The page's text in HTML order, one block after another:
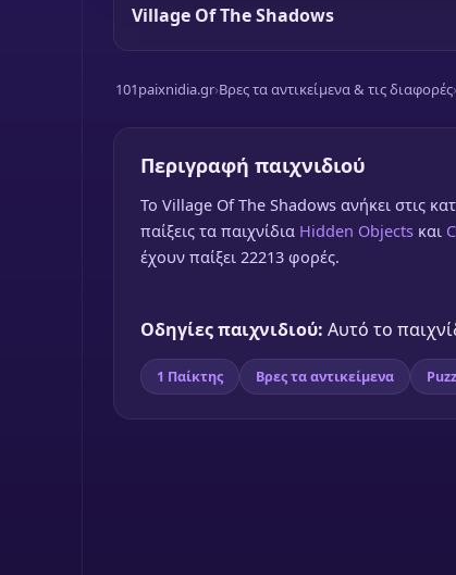
Village Of The Shadows
101paixnidia.gr›Βρες τα αντικείμενα & τις διαφορές›
Περιγραφή παιχνιδιού
To Village Of The Shadows ανήκει στις
παίξεις τα παιχνίδια Hidden Objects και
έχουν παίξει 22213 φορές.
Οδηγίες παιχνιδιού: Αυτό το
1 Παίκτης Βρες τα αντικείμενα